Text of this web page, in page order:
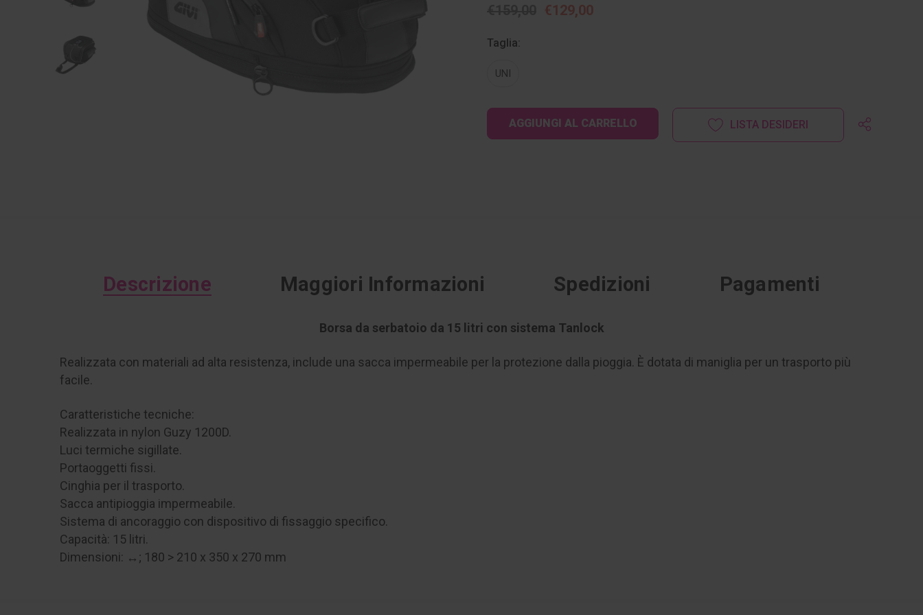
€129,00
Taglia:
UNI
Disponibilità
LISTA DESIDERI
Descrizione Maggiori Informazioni Spedizioni Pagamenti
Borsa da serbatoio da 15 litri con sistema Tanlock
Realizzata con materiali ad alta resistenza, include una sacca impermeabile per la protezione dalla pioggia. È dotata di maniglia per un trasporto più
facile.
Caratteristiche tecniche:
Realizzata in nylon Guzy 1200D.
Luci termiche sigillate.
Portaoggetti fissi.
Cinghia per il trasporto.
Sacca antipioggia impermeabile.
Sistema di ancoraggio con dispositivo di fissaggio specifico.
Capacità: 15 litri.
Dimensioni: ↔; 180 > 210 x 350 x 270 mm